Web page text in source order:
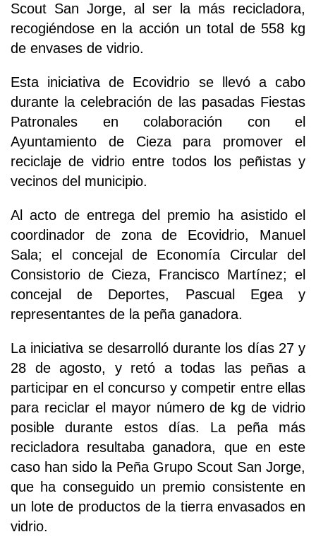
Scout San Jorge, al ser la más recicladora,
recogiéndose en la acción un total de 558 kg
de envases de vidrio.
Esta iniciativa de Ecovidrio se llevó a cabo
durante la celebración de las pasadas Fiestas
Patronales en colaboración con el
Ayuntamiento de Cieza para promover el
reciclaje de vidrio entre todos los peñistas y
vecinos del municipio.
Al acto de entrega del premio ha asistido el
coordinador de zona de Ecovidrio, Manuel
Sala; el concejal de Economía Circular del
Consistorio de Cieza, Francisco Martínez; el
concejal de Deportes, Pascual Egea y
representantes de la peña ganadora.
La iniciativa se desarrolló durante los días 27 y
28 de agosto, y retó a todas las peñas a
participar en el concurso y competir entre ellas
para reciclar el mayor número de kg de vidrio
posible durante estos días. La peña más
recicladora resultaba ganadora, que en este
caso han sido la Peña Grupo Scout San Jorge,
que ha conseguido un premio consistente en
un lote de productos de la tierra envasados en
vidrio.